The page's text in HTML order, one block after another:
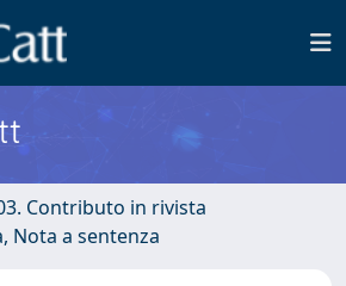
Contributo in rivista
Nota a sentenza